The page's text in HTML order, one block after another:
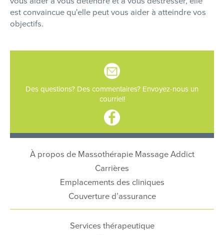
est convaincue qu'elle peut vous aider à atteindre vos
objectifs.
Des questions? Des commentaires? Envoyez-nous un
courriel!
À propos de Massothérapie Massage Addict
Carrières
Emplacements des cliniques
Couverture d’assurance
Services thérapeutique